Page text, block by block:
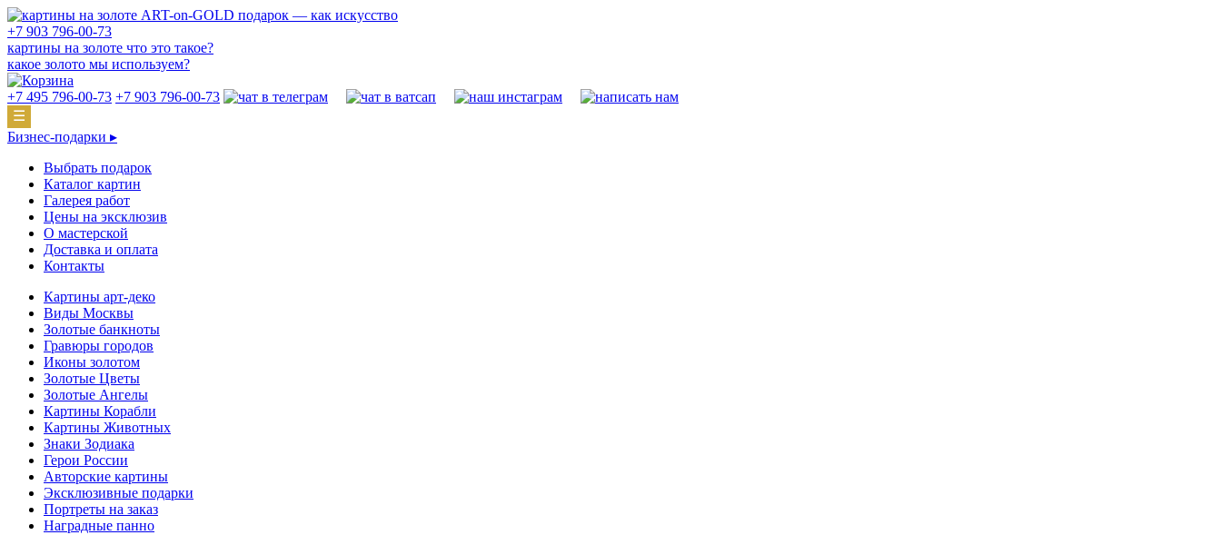
подарок — как искусство
+7 903 796-00-73
картины на золоте что это такое?
какое золото мы используем?
+7 495 796-00-73 +7 903 796-00-73
☰
Бизнес-подарки ▸
Выбрать подарок
Каталог картин
Галерея работ
Цены на эксклюзив
О мастерской
Доставка и оплата
Контакты
Картины арт-деко
Виды Москвы
Золотые банкноты
Гравюры городов
Иконы золотом
Золотые Цветы
Золотые Ангелы
Картины Корабли
Картины Животных
Знаки Зодиака
Герои России
Авторские картины
Эксклюзивные подарки
Портреты на заказ
Наградные панно